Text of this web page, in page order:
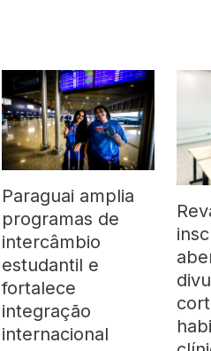
Paraguai amplia
programas de
intercâmbio
estudantil e
fortalece
integração
internacional